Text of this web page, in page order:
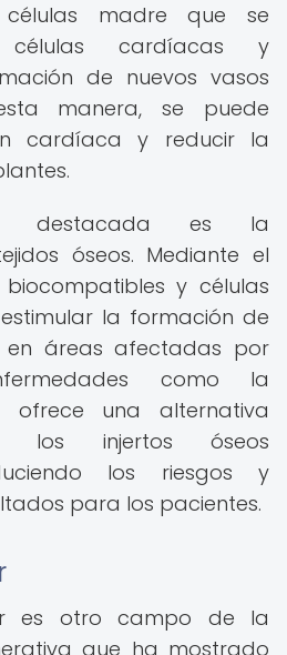
madre que se
células cardíacas y
de nuevos vasos
manera, se puede
cardíaca y reducir la
destacada es la
óseos. Mediante el
y células
la formación de
en áreas afectadas por
como la
ofrece una alternativa
los injertos óseos
los riesgos y
para los pacientes.
es otro campo de la
que ha mostrado